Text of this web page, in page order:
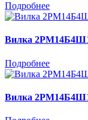
Подробнее
Вилка
Подробнее
Вилка